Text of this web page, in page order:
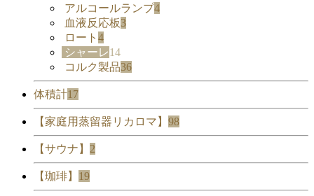
アルコールランプ4
血液反応板3
ロート 4
シャーレ14
コルク製品36
体積計17
【家庭用蒸留器リカロマ】 98
【サウナ】 2
【珈琲】 19